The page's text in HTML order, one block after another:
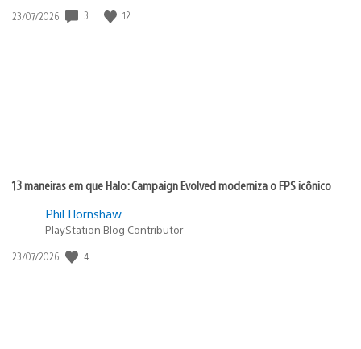
Data
23/07/2026 3 12
13 maneiras em que Halo: Campaign Evolved moderniza o FPS icônico
Phil Hornshaw
PlayStation Blog Contributor
Data
23/07/2026 4